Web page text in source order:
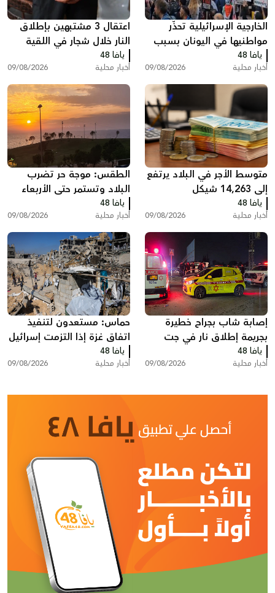
الخارجية الإسرائيلية تحذّر
مواطنيها في اليونان بسبب
مظاهرات دعم لغزة
يافا 48
أخبار محلية 09/08/2026
اعتقال 3 مشتبهين بإطلاق
النار خلال شجار في اللقية
يافا 48
أخبار محلية 09/08/2026
متوسط الأجر في البلاد يرتفع
إلى 14,263 شيكل
يافا 48
أخبار محلية 09/08/2026
الطقس: موجة حر تضرب
البلاد وتستمر حتى الأربعاء
يافا 48
أخبار محلية 09/08/2026
إصابة شاب بجراح خطيرة
بجريمة إطلاق نار في جت
يافا 48
أخبار محلية 09/08/2026
حماس: مستعدون لتنفيذ
اتفاق غزة إذا التزمت إسرائيل
يافا 48
أخبار محلية 09/08/2026